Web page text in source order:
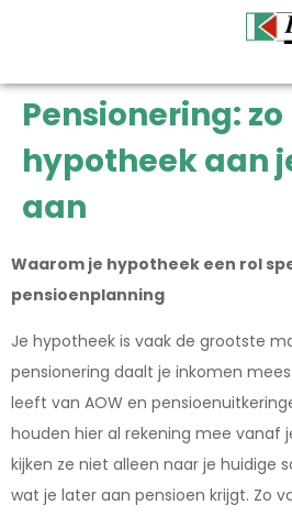
Pensionering:
hypotheek aan
aan
Waarom je hypotheek een rol
pensioenplanning
Je hypotheek is vaak de grootste
pensionering daalt je inkomen
leeft van AOW en
houden hier al rekening mee vanaf
kijken ze niet alleen naar je huidige
wat je later aan pensioen krijgt. Zo